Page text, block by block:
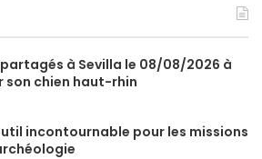
à Sevilla le 08/08/2026 à
son chien haut-rhin
incontournable pour les missions